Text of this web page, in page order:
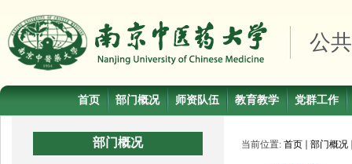
公
首页 部门概况 师资队伍 教育教学 党群工作
部门概况 当前位置: 首页 部门概况